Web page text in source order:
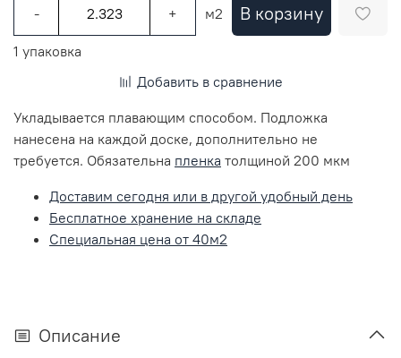
- + м2 В корзину
1 упаковка
Добавить в сравнение
Укладывается плавающим способом. Подложка
нанесена на каждой доске, дополнительно не
требуется. Обязательна пленка толщиной 200 мкм
Доставим сегодня или в другой удобный день
Бесплатное хранение на складе
Специальная цена от 40м2
Описание